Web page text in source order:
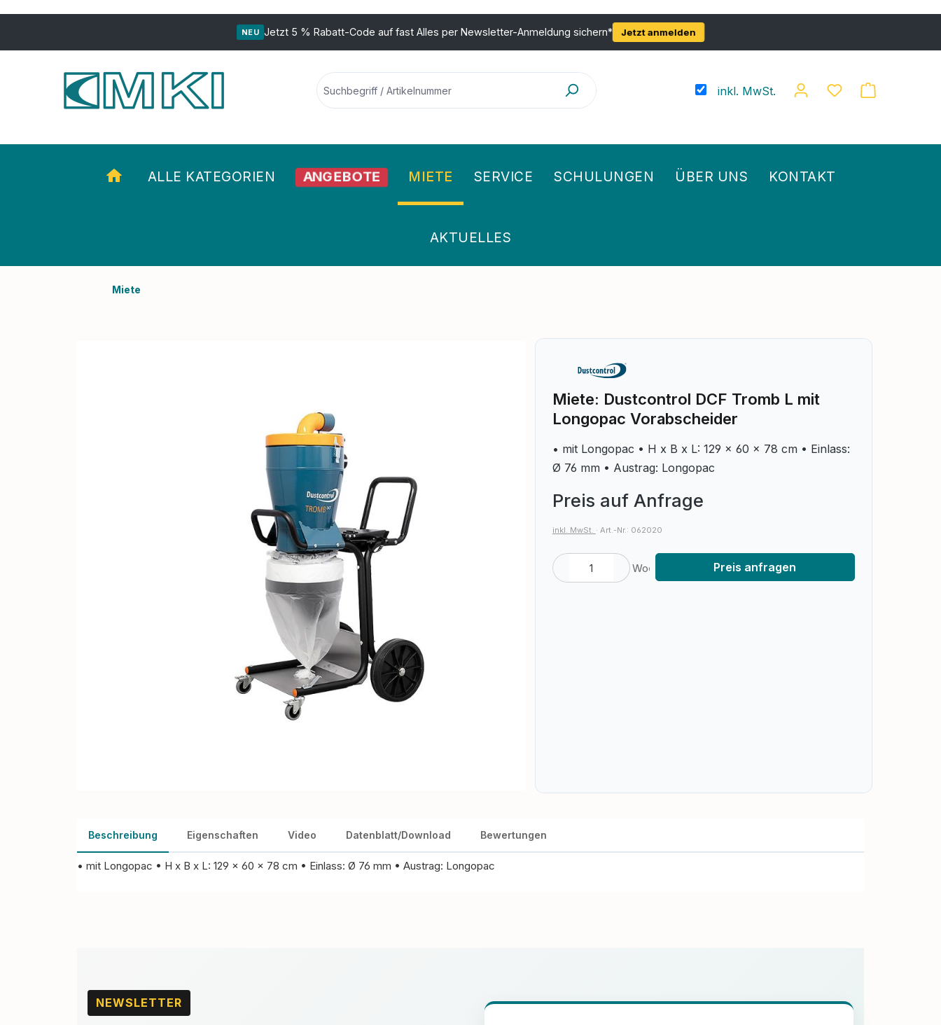
Suche springen Zur Hauptnavigation springen
NEU Jetzt 5 % Rabatt-Code auf fast Alles per Newsletter-Anmeldung sichern* Jetzt anmelden
inkl. MwSt.
ALLE KATEGORIEN ANGEBOTE MIETE SERVICE SCHULUNGEN ÜBER UNS KONTAKT
AKTUELLES
Miete
Miete: Dustcontrol DCF Tromb L mit
Longopac Vorabscheider
• mit Longopac • H x B x L: 129 x 60 x 78 cm • Einlass:
Ø 76 mm • Austrag: Longopac
Preis auf Anfrage
inkl. MwSt. · Art.-Nr.: 062020
Produkt Anzahl: Gib den gewünschten Wert
Woche Preis anfragen
Beschreibung Eigenschaften Video Datenblatt/Download Bewertungen
• mit Longopac • H x B x L: 129 x 60 x 78 cm • Einlass: Ø 76 mm • Austrag: Longopac
NEWSLETTER